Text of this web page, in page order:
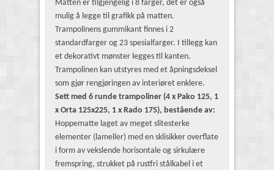
Matten er tilgjengelig i 8 farger, det er også
mulig å legge til grafikk på matten.
Trampolinens gummikant finnes i 2
standardfarger og 23 spesialfarger. I tillegg kan
et dekorativt mønster legges til kanten.
Trampolinen kan utstyres med et åpningsdeksel
som gjør rengjøringen av interiøret enklere.
Sett med 6 runde trampoliner (4 x Pako 125, 1
x Orta 125x225, 1 x Rado 175), bestående av:
Hoppematte laget av meget slitesterke
elementer (lameller) med en sklisikker overflate
i form av vekslende horisontale og sirkulære
fremspring, strukket på rustfri stålkabel i et